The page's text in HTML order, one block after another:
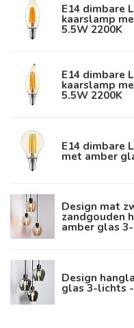
E14 dimbare
kaarslamp
5.5W 2200K
E14 dimbare
kaarslamp
5.5W 2200K
E14 dimbare
met amber
Design mat
zandgouden
amber glas
Design
glas 3-lichts -